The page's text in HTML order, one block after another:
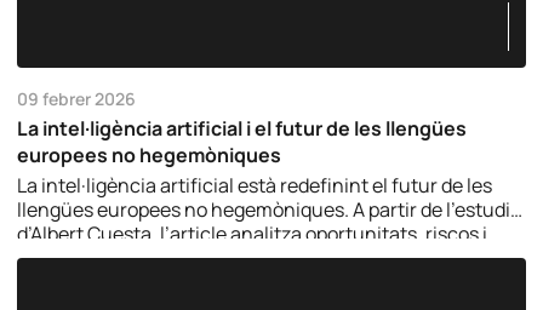
09 febrer 2026
La intel·ligència artificial i el futur de les llengües
europees no hegemòniques
La intel·ligència artificial està redefinint el futur de les
llengües europees no hegemòniques. A partir de l’estudi
d’Albert Cuesta, l’article analitza oportunitats, riscos i
deures col·lectius per garantir la diversitat lingüística en